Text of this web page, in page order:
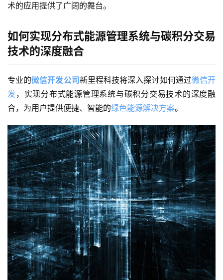
术的应用提供了广阔的舞台。
如何实现分布式能源管理系统与碳积分交易
技术的深度融合
专业的微信开发公司新里程科技将深入探讨如何通过微信开
发 ，实现分布式能源管理系统与碳积分交易技术的深度融
合，为用户提供便捷、智能的绿色能源解决方案。